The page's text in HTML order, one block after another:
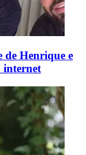
de Henrique e
internet